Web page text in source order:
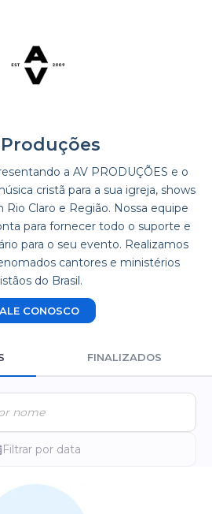
a AV PRODUÇÕES e o
cristã para a sua igreja, shows
Claro e Região. Nossa equipe
para fornecer todo o suporte e
para o seu evento. Realizamos
cantores e ministérios
do Brasil.
CONOSCO
FINALIZADOS
Filtrar por data